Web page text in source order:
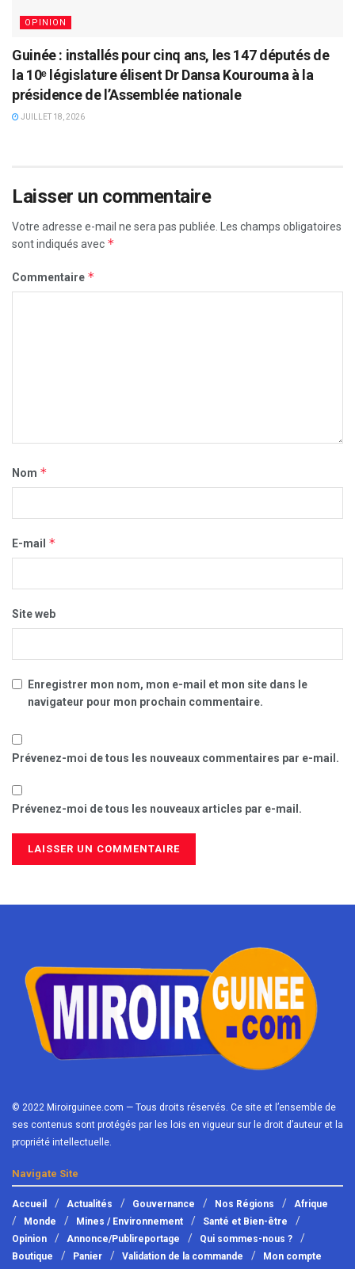
OPINION
Guinée : installés pour cinq ans, les 147 députés de
la 10ᵉ législature élisent Dr Dansa Kourouma à la
présidence de l’Assemblée nationale
JUILLET 18, 2026
Laisser un commentaire
Votre adresse e-mail ne sera pas publiée. Les champs obligatoires
sont indiqués avec *
Commentaire *
Nom *
E-mail *
Site web
Enregistrer mon nom, mon e-mail et mon site dans le
navigateur pour mon prochain commentaire.
Prévenez-moi de tous les nouveaux commentaires par e-mail.
Prévenez-moi de tous les nouveaux articles par e-mail.
© 2022 Miroirguinee.com — Tous droits réservés. Ce site et l’ensemble de
ses contenus sont protégés par les lois en vigueur sur le droit d’auteur et la
propriété intellectuelle.
Navigate Site
Accueil Actualités Gouvernance Nos Régions
Afrique
Monde
Mines / Environnement
Santé et Bien-être
Opinion
Annonce/Publireportage
Qui sommes-nous ?
Boutique
Panier Validation de la commande Mon compte